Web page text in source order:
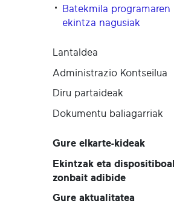
Batekmila programaren
ekintza nagusiak
Lantaldea
Administrazio Kontseilua
Diru partaideak
Dokumentu baliagarriak
Gure elkarte-kideak
Ekintzak eta
zonbait adibide
Gure aktualitatea